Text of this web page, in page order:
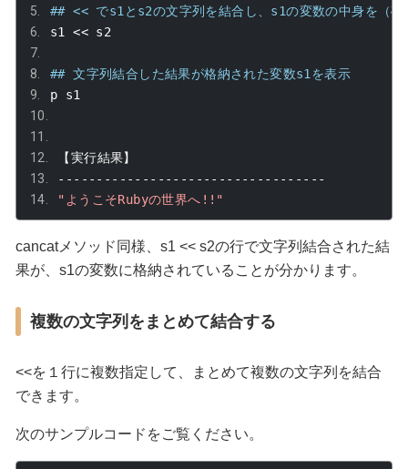
## << でs1とs2の文字列を結合し、s1の変数の中身を（破
s1 << s2
## 文字列結合した結果が格納された変数s1を表示
p s1
【実行結果】
-----------------------------------
"ようこそRubyの世界へ!!"
cancatメソッド同様、 s1 << s2の行で文字列結合された結
果が、 s1の変数に格納されていることが分かります。
複数の文字列をまとめて結合する
<<を１行に複数指定して、まとめて複数の文字列を結合
できます。
次のサンプルコードをご覧ください。